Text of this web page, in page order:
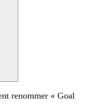
renommer « Goal